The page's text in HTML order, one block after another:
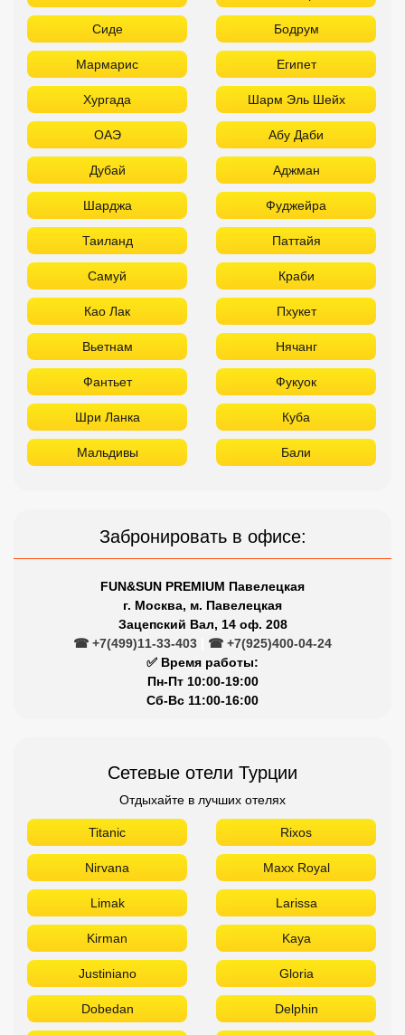
Сиде Бодрум
Мармарис Египет
Хургада Шарм Эль Шейх
ОАЭ Абу Даби
Дубай Аджман
Шарджа Фуджейра
Таиланд Паттайя
Самуй Краби
Као Лак Пхукет
Вьетнам Нячанг
Фантьет Фукуок
Шри Ланка Куба
Мальдивы Бали
Забронировать в офисе:
FUN&SUN PREMIUM Павелецкая
г. Москва, м. Павелецкая
Зацепский Вал, 14 оф. 208
☎ +7(499)11-33-403
☎ +7(925)400-04-24
✅ Время работы:
Пн-Пт 10:00-19:00
Сб-Вс 11:00-16:00
Сетевые отели Турции
Отдыхайте в лучших отелях
Titanic Rixos
Nirvana Maxx Royal
Limak Larissa
Kirman Kaya
Justiniano Gloria
Dobedan Delphin